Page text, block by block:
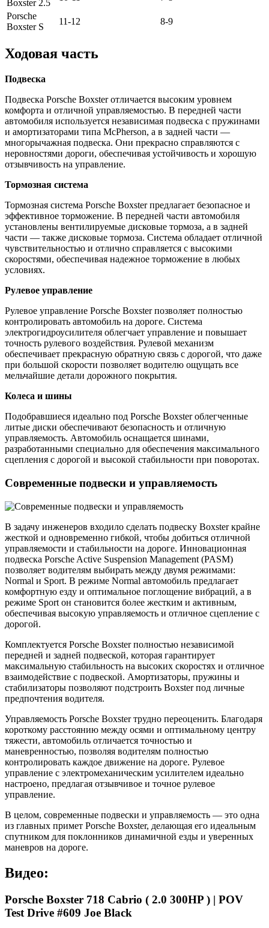
Boxster 2.5
Porsche
Boxster S
11-12 8-9
Ходовая часть
Подвеска
Подвеска Porsche Boxster отличается высоким уровнем
комфорта и отличной управляемостью. В передней части
автомобиля используется независимая подвеска с пружинами
и амортизаторами типа McPherson, а в задней части —
многорычажная подвеска. Они прекрасно справляются с
неровностями дороги, обеспечивая устойчивость и хорошую
отзывчивость на управление.
Тормозная система
Тормозная система Porsche Boxster предлагает безопасное и
эффективное торможение. В передней части автомобиля
установлены вентилируемые дисковые тормоза, а в задней
части — также дисковые тормоза. Система обладает отличной
чувствительностью и отлично справляется с высокими
скоростями, обеспечивая надежное торможение в любых
условиях.
Рулевое управление
Рулевое управление Porsche Boxster позволяет полностью
контролировать автомобиль на дороге. Система
электрогидроусилителя облегчает управление и повышает
точность рулевого воздействия. Рулевой механизм
обеспечивает прекрасную обратную связь с дорогой, что даже
при большой скорости позволяет водителю ощущать все
мельчайшие детали дорожного покрытия.
Колеса и шины
Подобравшиеся идеально под Porsche Boxster облегченные
литые диски обеспечивают безопасность и отличную
управляемость. Автомобиль оснащается шинами,
разработанными специально для обеспечения максимального
сцепления с дорогой и высокой стабильности при поворотах.
Современные подвески и управляемость
В задачу инженеров входило сделать подвеску Boxster крайне
жесткой и одновременно гибкой, чтобы добиться отличной
управляемости и стабильности на дороге. Инновационная
подвеска Porsche Active Suspension Management (PASM)
позволяет водителям выбирать между двумя режимами:
Normal и Sport. В режиме Normal автомобиль предлагает
комфортную езду и оптимальное поглощение вибраций, а в
режиме Sport он становится более жестким и активным,
обеспечивая высокую управляемость и отличное сцепление с
дорогой.
Комплектуется Porsche Boxster полностью независимой
передней и задней подвеской, которая гарантирует
максимальную стабильность на высоких скоростях и отличное
взаимодействие с подвеской. Амортизаторы, пружины и
стабилизаторы позволяют подстроить Boxster под личные
предпочтения водителя.
Управляемость Porsche Boxster трудно переоценить. Благодаря
короткому расстоянию между осями и оптимальному центру
тяжести, автомобиль отличается точностью и
маневренностью, позволяя водителям полностью
контролировать каждое движение на дороге. Рулевое
управление с электромеханическим усилителем идеально
настроено, предлагая отзывчивое и точное рулевое
управление.
В целом, современные подвески и управляемость — это одна
из главных примет Porsche Boxster, делающая его идеальным
спутником для поклонников динамичной езды и уверенных
маневров на дороге.
Видео:
Porsche Boxster 718 Cabrio ( 2.0 300HP ) | POV
Test Drive #609 Joe Black